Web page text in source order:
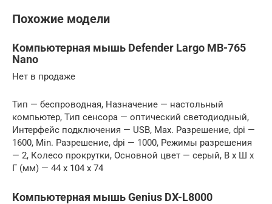
Похожие модели
Компьютерная мышь Defender Largo MB-765
Nano
Нет в продаже
Тип — беспроводная, Назначение — настольный
компьютер, Тип сенсора — оптический светодиодный,
Интерфейс подключения — USB, Max. Разрешение, dpi —
1600, Min. Разрешение, dpi — 1000, Режимы разрешения
— 2, Колесо прокрутки, Основной цвет — серый, В x Ш x
Г (мм) — 44 x 104 x 74
Компьютерная мышь Genius DX-L8000